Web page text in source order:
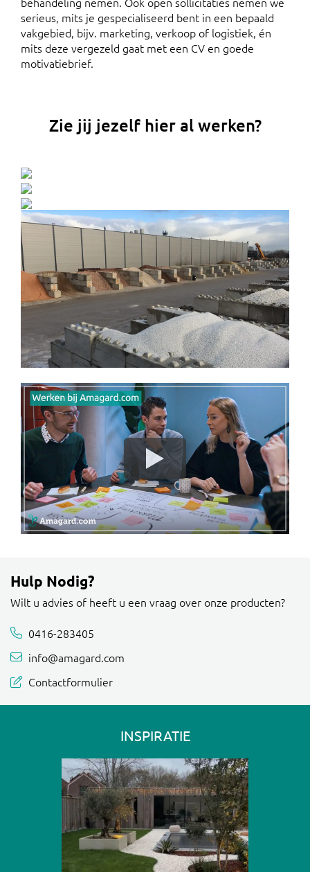
serieus, mits je gespecialiseerd bent in een bepaald
vakgebied, bijv. marketing, verkoop of logistiek, én
mits deze vergezeld gaat met een CV en goede
motivatiebrief.
Zie jij jezelf hier al werken?
Hulp Nodig?
Wilt u advies of heeft u een vraag over onze producten?
0416-283405
info@amagard.com
Contactformulier
INSPIRATIE